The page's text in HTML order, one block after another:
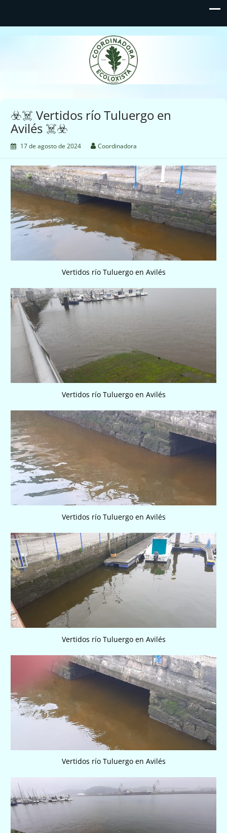
Coordinadora Ecoloxista
d'Asturies
☣️☠️ Vertidos río Tuluergo en
Avilés ☠️☣️
17 de agosto de 2024 Coordinadora
Vertidos río Tuluergo en Avilés
Vertidos río Tuluergo en Avilés
Vertidos río Tuluergo en Avilés
Vertidos río Tuluergo en Avilés
Vertidos río Tuluergo en Avilés